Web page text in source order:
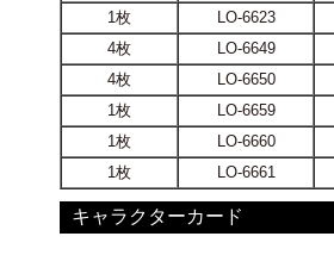
1枚
LO-6623
4枚
LO-6649
4枚
LO-6650
1枚
LO-6659
1枚
LO-6660
1枚
LO-6661
キャラクターカード